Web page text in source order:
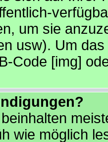
um sie
usw). Um
Code [img]
wie möglich